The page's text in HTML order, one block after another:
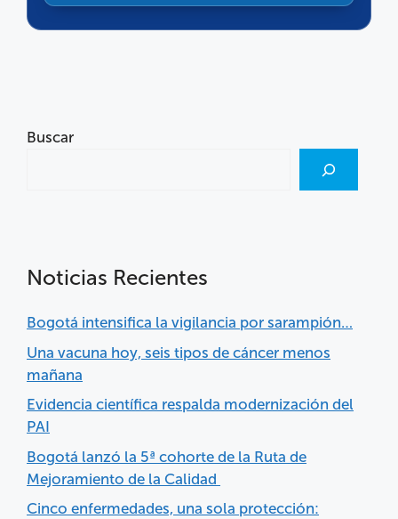
Buscar
Noticias Recientes
Bogotá intensifica la vigilancia por sarampión…
Una vacuna hoy, seis tipos de cáncer menos
mañana
Evidencia científica respalda modernización del
PAI
Bogotá lanzó la 5ª cohorte de la Ruta de
Mejoramiento de la Calidad
Cinco enfermedades, una sola protección: